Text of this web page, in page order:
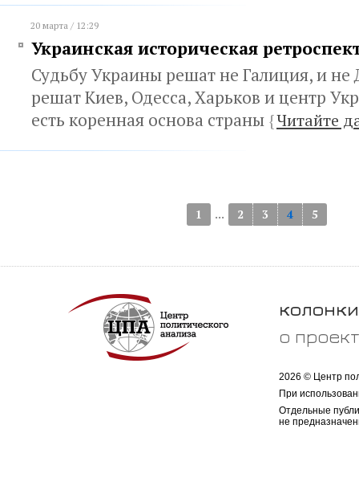
20 марта / 12:29
Украинская историческая
Судьбу Украины решат не Галиция, и не
решат Киев, Одесса, Харьков и центр
есть коренная основа страны {Читайте
1 ... 2 3 4 5
колонки
о
2026 © Центр
При
Отдельные
не